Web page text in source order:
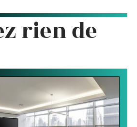
rien de